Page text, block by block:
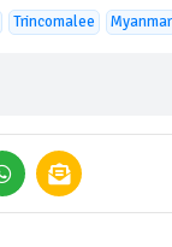
Trincomalee Myanmar